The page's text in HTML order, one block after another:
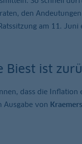
den
am 11.
Biest ist
dass die
Ausgabe von